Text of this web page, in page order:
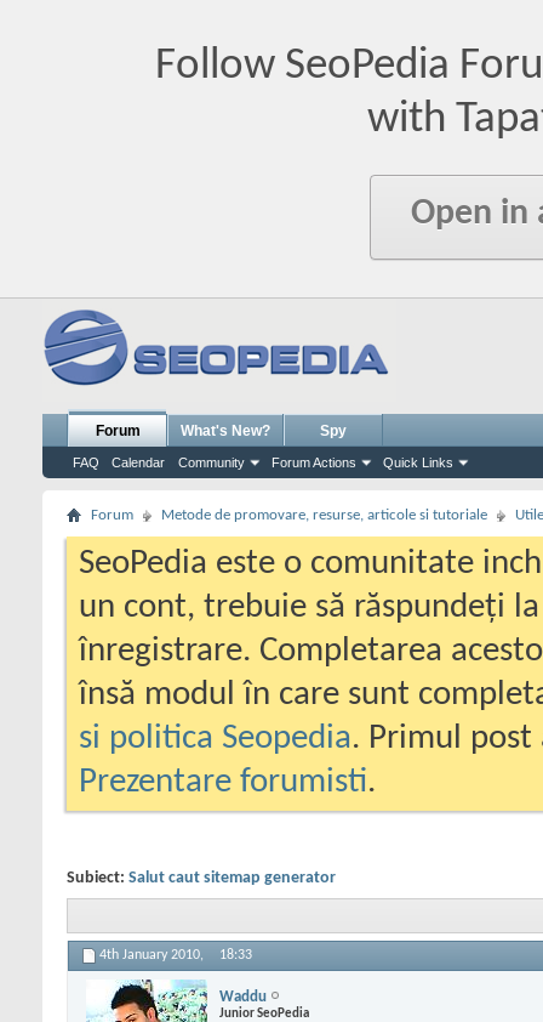
Follow SeoPedia
with
Open in
Forum
FAQ Calendar Community Forum Actions Quick Links
What's New? Spy
Forum Metode de promovare, resurse, articole si tutoriale Utile
SeoPedia este o comunitate
un cont, trebuie să răspundeți
înregistrare. Completarea
însă modul în care sunt
si politica Seopedia. Primul
Prezentare forumisti.
Subiect: Salut caut sitemap generator
4th January 2010, 18:33
Waddu
Junior SeoPedia